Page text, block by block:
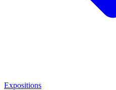
Expositions